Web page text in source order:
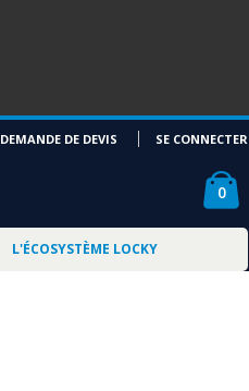
DEMANDE DE DEVIS SE CONNECTER
0
L'ÉCOSYSTÈME LOCKY